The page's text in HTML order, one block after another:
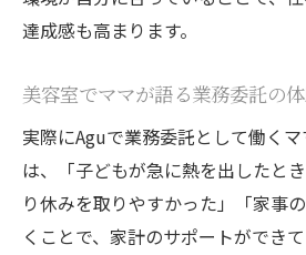
達成感も高まります。
美容室でママが語る業務委託の
実際にAguで業務委託として働く
は、「子どもが急に熱を出したと
り休みを取りやすかった」「家事
くことで、家計のサポートができ